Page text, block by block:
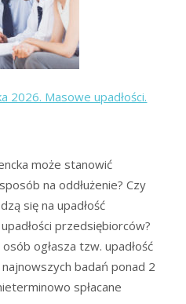
2026. Masowe upadłości.
może stanowić
na oddłużenie? Czy
się na upadłość
przedsiębiorców?
ogłasza tzw. upadłość
najnowszych badań ponad 2
spłacane